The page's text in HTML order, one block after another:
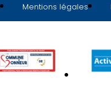
Mentions légales